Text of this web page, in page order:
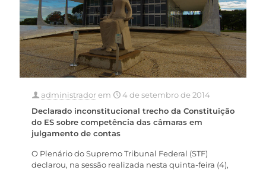
administradorem
4 de setembro de 2014
Declarado inconstitucional trecho da Constituição
do ES sobre competência das câmaras em
julgamento de contas
O Plenário do Supremo Tribunal Federal (STF)
declarou, na sessão realizada nesta quinta-feira (4),